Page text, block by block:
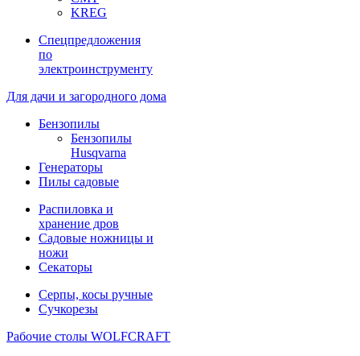
KREG
Спецпредложения
по
электроинструменту
Для дачи и загородного дома
Бензопилы
Бензопилы
Husqvarna
Генераторы
Пилы садовые
Распиловка и
хранение дров
Садовые ножницы и
ножи
Секаторы
Серпы, косы ручные
Сучкорезы
Рабочие столы WOLFCRAFT